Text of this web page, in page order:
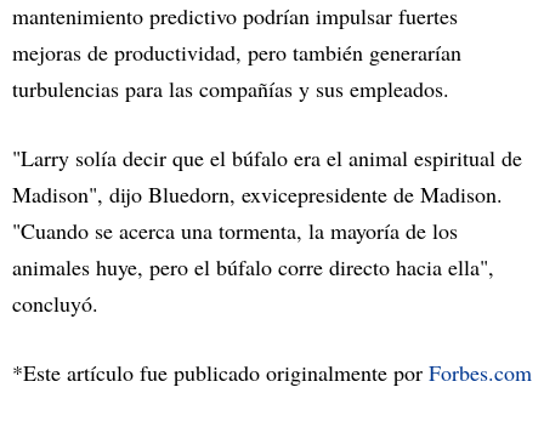
mantenimiento predictivo podrían impulsar fuertes
mejoras de productividad, pero también generarían
turbulencias para las compañías y sus empleados.
"Larry solía decir que el búfalo era el animal espiritual de
Madison", dijo Bluedorn, exvicepresidente de Madison.
"Cuando se acerca una tormenta, la mayoría de los
animales huye, pero el búfalo corre directo hacia ella",
concluyó.
*Este artículo fue publicado originalmente por Forbes.com